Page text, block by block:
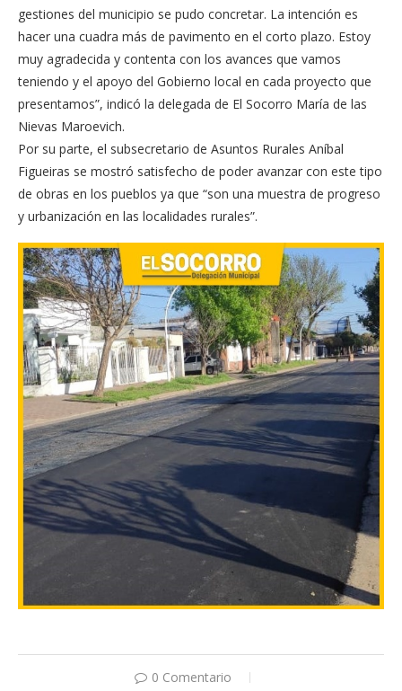
gestiones del municipio se pudo concretar. La intención es
hacer una cuadra más de pavimento en el corto plazo. Estoy
muy agradecida y contenta con los avances que vamos
teniendo y el apoyo del Gobierno local en cada proyecto que
presentamos”, indicó la delegada de El Socorro María de las
Nievas Maroevich.
Por su parte, el subsecretario de Asuntos Rurales Aníbal
Figueiras se mostró satisfecho de poder avanzar con este tipo
de obras en los pueblos ya que “son una muestra de progreso
y urbanización en las localidades rurales”.
0 Comentario